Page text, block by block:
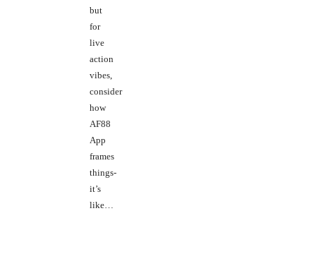
but
for
live
action
vibes,
consider
how
AF88
App
frames
things-
it’s
like…